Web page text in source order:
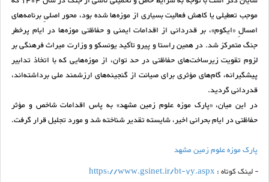
موجب تعطیلی یا کاهش فعالیت بسیاری از موزه‌ها شده بود، محور اصلیِ برنامه‌های
امسالِ «ایکوم»، بر قدردانی از اقدامات ایمنی و حفاظتی موزه‌ها در ایام پرخطر
جنگ متمرکز شد. در همین راستا و پیرو تأکید یونسکو و وزارت میراث فرهنگی بر
لزوم تقویت زیرساخت‌های حفاظتی در حد توان، از موزه‌هایی که با اتخاذ تدابیر
پیشگیرانه، گام‌های مؤثری برای صیانت از گنجینه‌های ارزشمند ملی برداشته‌اند،
قدردانی گردید.
در این میان، «پارک موزه علوم زمین مشهد» به پاس اقدامات شاخص و مؤثر
حفاظتی در ایام بحرانی اخیر، شایسته تقدیر شناخته شد و مورد تجلیل قرار گرفت.
پارک موزه علوم زمین مشهد
- لینک کوتاه : https://www.gsinet.ir/bt-7y.aspx